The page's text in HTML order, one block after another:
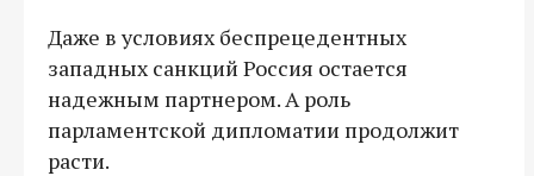
Даже в условиях беспрецедентных
западных санкций Россия остается
надежным партнером. А роль
парламентской дипломатии продолжит
расти.